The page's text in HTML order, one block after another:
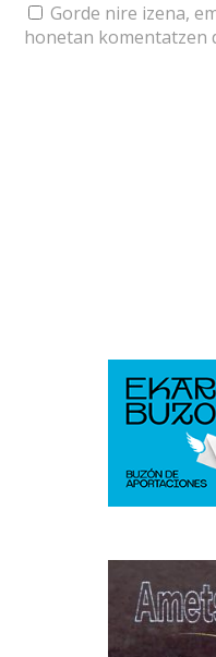
Gorde nire izena,
honetan komentatzen